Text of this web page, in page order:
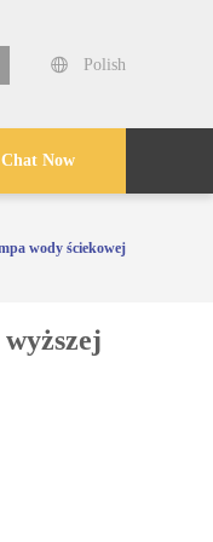
Polish
Chat Now
wody ściekowej